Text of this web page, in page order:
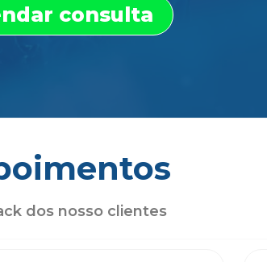
consulta
dos nosso clientes